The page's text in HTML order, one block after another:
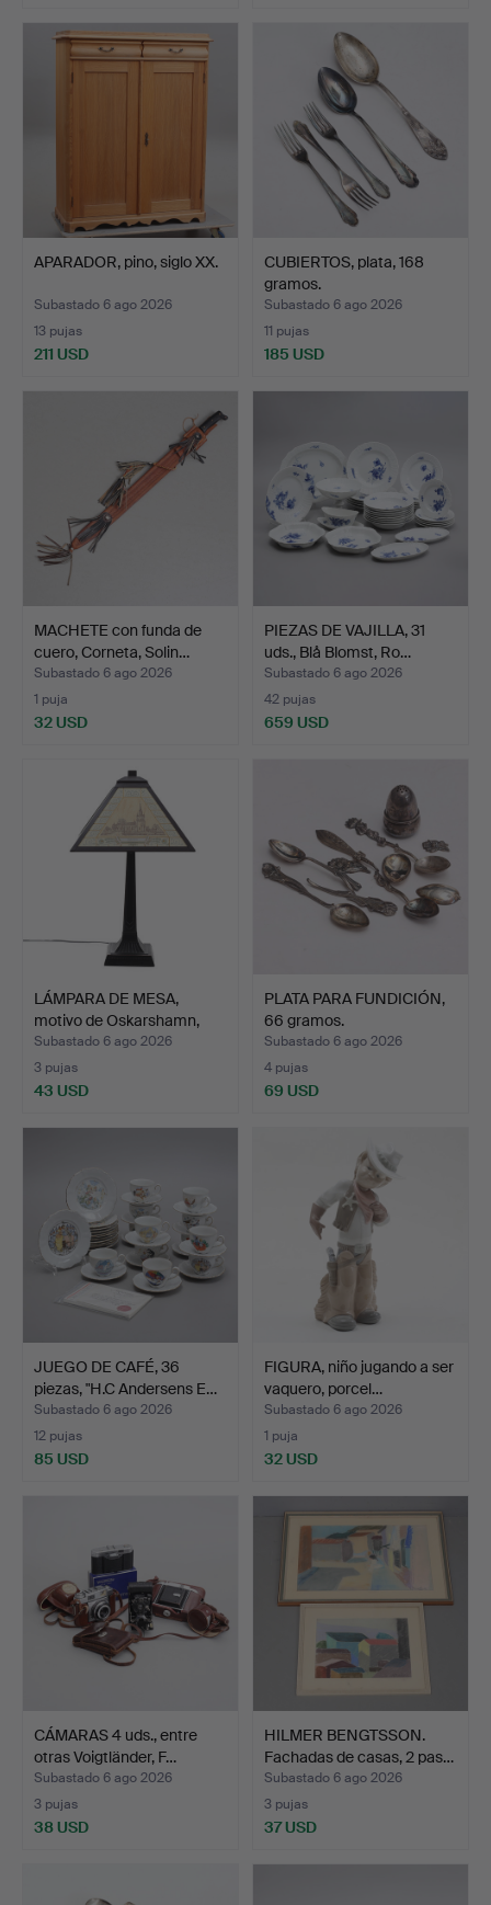
APARADOR, pino, siglo XX.
Subastado 6 ago 2026
13 pujas
211 USD
CUBIERTOS, plata, 168
gramos.
Subastado 6 ago 2026
11 pujas
185 USD
MACHETE con funda de
cuero, Corneta, Solin…
Subastado 6 ago 2026
1 puja
32 USD
PIEZAS DE VAJILLA, 31
uds., Blå Blomst, Ro…
Subastado 6 ago 2026
42 pujas
659 USD
LÁMPARA DE MESA,
motivo de Oskarshamn,
met…
Subastado 6 ago 2026
3 pujas
43 USD
PLATA PARA FUNDICIÓN,
66 gramos.
Subastado 6 ago 2026
4 pujas
69 USD
JUEGO DE CAFÉ, 36
piezas, "H.C Andersens E…
Subastado 6 ago 2026
12 pujas
85 USD
FIGURA, niño jugando a ser
vaquero, porcel…
Subastado 6 ago 2026
1 puja
32 USD
CÁMARAS 4 uds., entre
otras Voigtländer, F…
Subastado 6 ago 2026
3 pujas
38 USD
HILMER BENGTSSON.
Fachadas de casas, 2 pas…
Subastado 6 ago 2026
3 pujas
37 USD